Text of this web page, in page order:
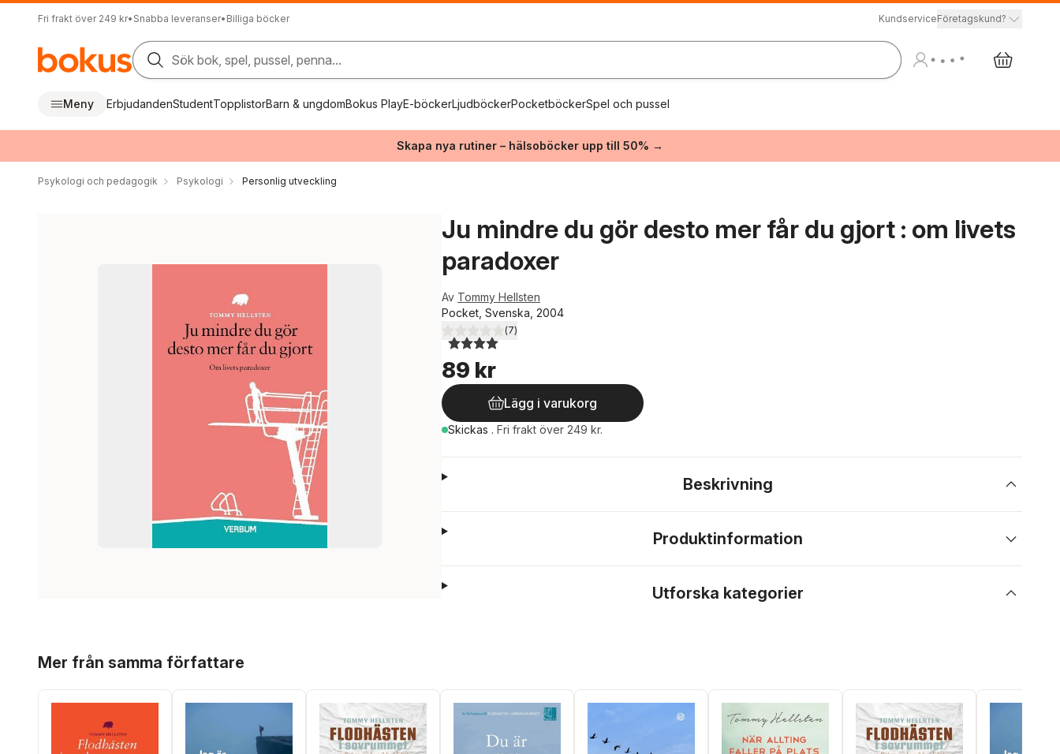
Fri frakt över 249 kr• Snabba leveranser• Billiga böcker KundserviceFöretagskund?
Sök bok, spel, pussel, penna...
Meny ErbjudandenStudentTopplistorBarn & ungdomBokus PlayE-böckerLjudböckerPocketböckerSpel och pussel
Skapa nya rutiner – hälsoböcker upp till 50% →
Psykologi och pedagogik Psykologi Personlig utveckling
Ju mindre du gör desto mer får du gjort : om livets
paradoxer
Av Tommy Hellsten
Pocket, Svenska, 2004
4,0utav 5 stjärnor. Totalt antal röster:
(7)
89 kr
Lägg i varukorg
Skickas . Fri frakt över 249 kr.
Beskrivning
Produktinformation
Utforska kategorier
Mer från samma författare